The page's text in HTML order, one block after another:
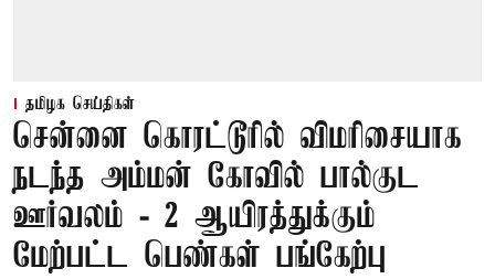
தமிழக செய்திகள்
சென்னை கொரட்டூரில் விமரிசையாக
நடந்த அம்மன் கோவில் பால்குட
ஊர்வலம் - 2 ஆயிரத்துக்கும்
மேற்பட்ட பெண்கள் பங்கேற்பு